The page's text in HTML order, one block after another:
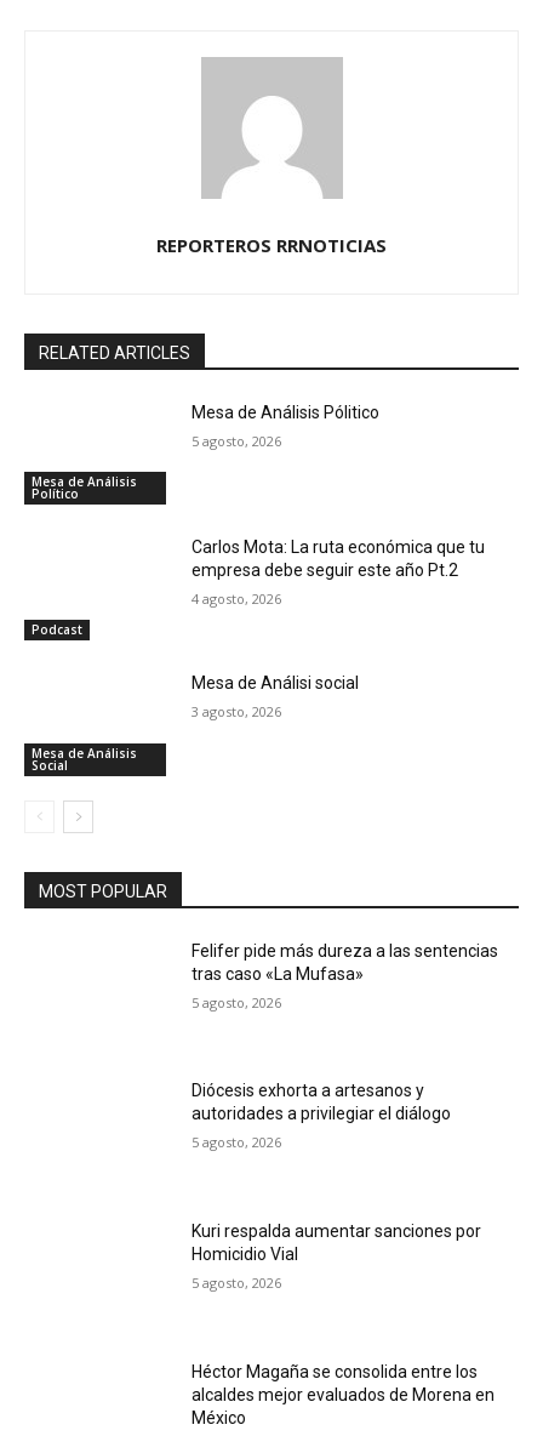
REPORTEROS RRNOTICIAS
RELATED ARTICLES
Mesa de Análisis
Político
Mesa de Análisis Pólitico
5 agosto, 2026
Podcast
Carlos Mota: La ruta económica que tu
empresa debe seguir este año Pt.2
4 agosto, 2026
Mesa de Análisis
Social
Mesa de Análisi social
3 agosto, 2026
MOST POPULAR
Felifer pide más dureza a las sentencias
tras caso «La Mufasa»
5 agosto, 2026
Diócesis exhorta a artesanos y
autoridades a privilegiar el diálogo
5 agosto, 2026
Kuri respalda aumentar sanciones por
Homicidio Vial
5 agosto, 2026
Héctor Magaña se consolida entre los
alcaldes mejor evaluados de Morena en
México